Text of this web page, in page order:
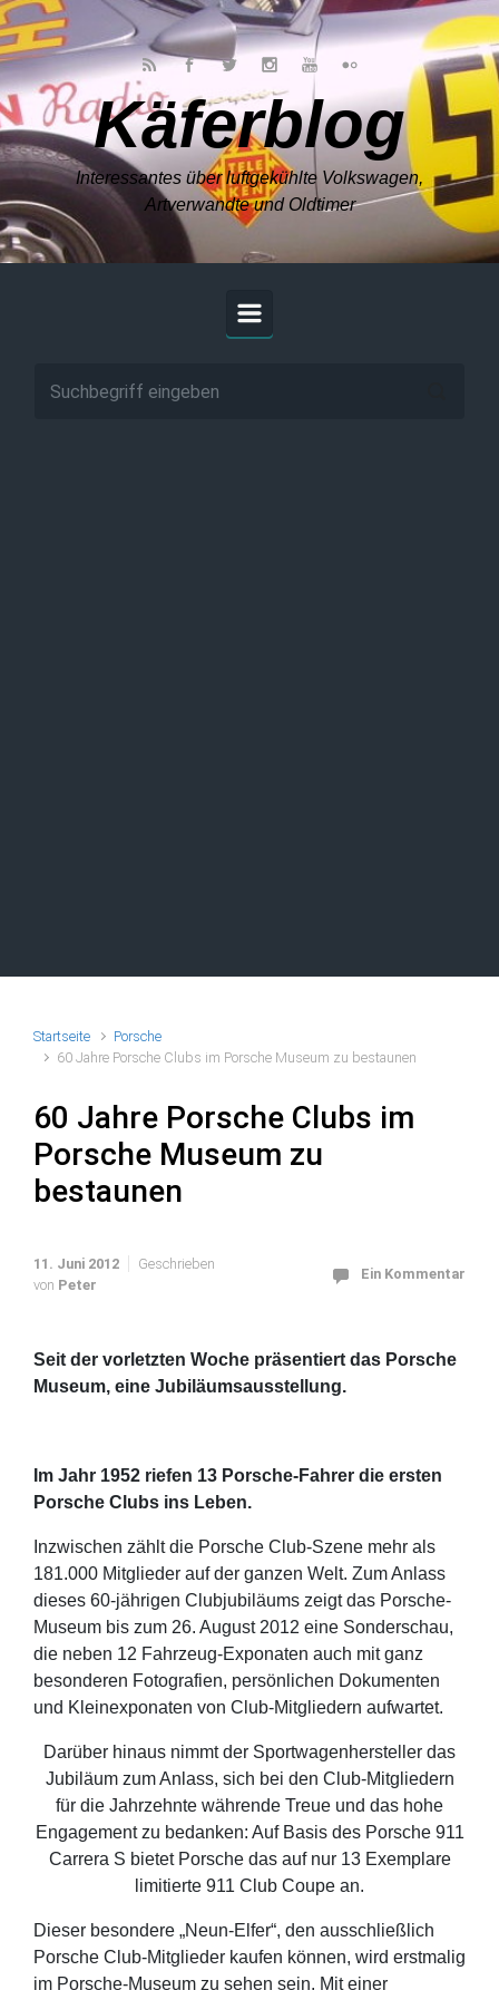
Zum Hauptinhalt springen
Käferblog
Interessantes über luftgekühlte Volkswagen,
Artverwandte und Oldtimer
Startseite
Porsche
60 Jahre Porsche Clubs im Porsche Museum zu bestaunen
60 Jahre Porsche Clubs im
Porsche Museum zu
bestaunen
11. Juni 2012
Geschrieben
von Peter
Ein Kommentar
Seit der vorletzten Woche präsentiert das Porsche
Museum, eine Jubiläumsausstellung.
Im Jahr 1952 riefen 13 Porsche-Fahrer die ersten
Porsche Clubs ins Leben.
Inzwischen zählt die Porsche Club-Szene mehr als
181.000 Mitglieder auf der ganzen Welt. Zum Anlass
dieses 60-jährigen Clubjubiläums zeigt das Porsche-
Museum bis zum 26. August 2012 eine Sonderschau,
die neben 12 Fahrzeug-Exponaten auch mit ganz
besonderen Fotografien, persönlichen Dokumenten
und Kleinexponaten von Club-Mitgliedern aufwartet.
Darüber hinaus nimmt der Sportwagenhersteller das
Jubiläum zum Anlass, sich bei den Club-Mitgliedern
für die Jahrzehnte währende Treue und das hohe
Engagement zu bedanken: Auf Basis des Porsche 911
Carrera S bietet Porsche das auf nur 13 Exemplare
limitierte 911 Club Coupe an.
Dieser besondere „Neun-Elfer“, den ausschließlich
Porsche Club-Mitglieder kaufen können, wird erstmalig
im Porsche-Museum zu sehen sein. Mit einer